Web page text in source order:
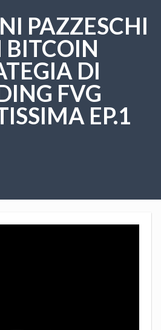
PAZZESCHI
BITCOIN
DI
FVG
EP.1